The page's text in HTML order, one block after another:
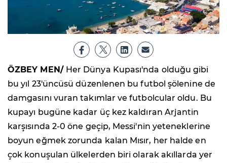
ÖZBEY MEN/ Her Dünya Kupası'nda olduğu gibi
bu yıl 23'üncüsü düzenlenen bu futbol şölenine de
damgasını vuran takımlar ve futbolcular oldu. Bu
kupayı bugüne kadar üç kez kaldıran Arjantin
karşısında 2-0 öne geçip, Messi'nin yeteneklerine
boyun eğmek zorunda kalan Mısır, her halde en
çok konuşulan ülkelerden biri olarak akıllarda yer